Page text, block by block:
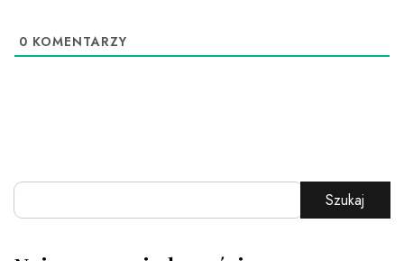
0 KOMENTARZY
Szukaj